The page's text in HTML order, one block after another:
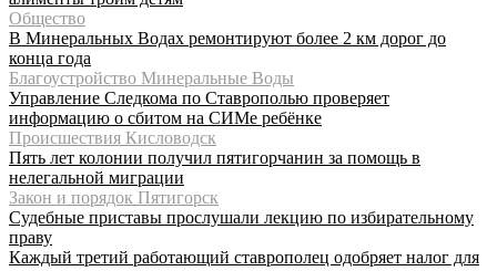
Общество
В Минеральных Водах ремонтируют более 2 км дорог до
конца года
Благоустройство Минеральные Воды
Управление Следкома по Ставрополью проверяет
информацию о сбитом на СИМе ребёнке
Происшествия Кисловодск
Пять лет колонии получил пятигорчанин за помощь в
нелегальной миграции
Закон и порядок Пятигорск
Судебные приставы прослушали лекцию по избирательному
праву
Каждый третий работающий ставрополец одобряет налог для